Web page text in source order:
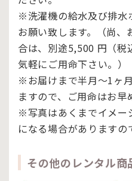
※洗濯機の給水及び排水
お願い致します。（尚、
合は、別途5,500 円（税
気軽にご用命下さい。）
※お届けまで半月～1ヶ
ますので、ご用命はお早
※写真はあくまでイメー
になる場合がありますの
その他のレンタル商